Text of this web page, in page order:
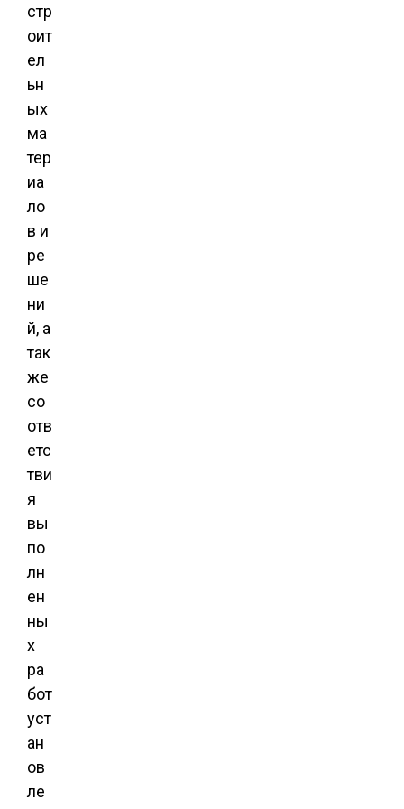
стр
оит
ел
ьн
ых
ма
тер
иа
ло
в и
ре
ше
ни
й, а
так
же
со
отв
етс
тви
я
вы
по
лн
ен
ны
х
ра
бот
уст
ан
ов
ле